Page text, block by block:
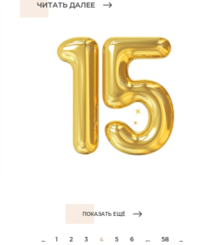
ЧИТАТЬ ДАЛЕЕ
ПОКАЗАТЬ ЕЩЁ
← 1 2 3 4 5 6 ... 58 →